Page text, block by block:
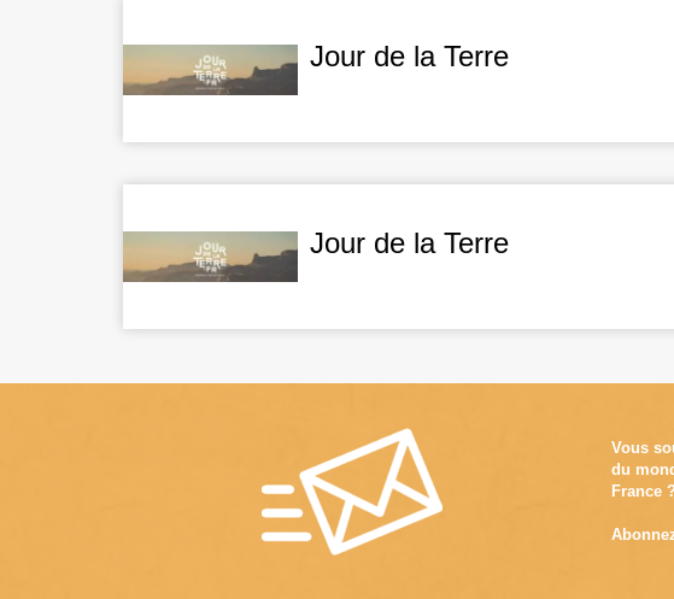
Jour de la Terre
Jour de la Terre
Vous
du
France ?